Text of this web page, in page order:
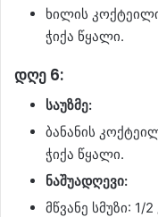
ხილის
ჭიქა წყალი.
დღე 6:
საუზმე:
ბანანის
ჭიქა წყალი.
ნაშუადღევი:
მწვანე სმუზი: 1/